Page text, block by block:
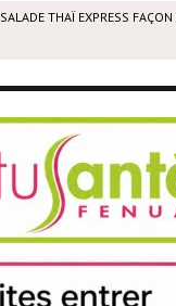
SALADE THAÏ EXPRESS